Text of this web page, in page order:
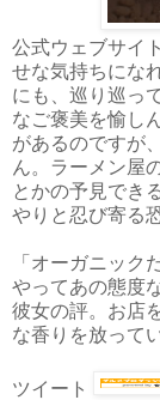
公式ウェブサイ
せな気持ちにな
にも、巡り巡っ
なご褒美を愉し
があるのですが
ん。ラーメン屋
とかの予見でき
やりと忍び寄る
「オーガニック
やってあの態度
彼女の評。お店
な香りを放って
ツイート